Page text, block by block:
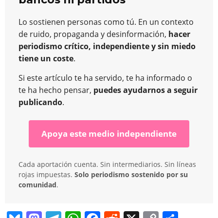
Lo sostienen personas como tú. En un contexto
de ruido, propaganda y desinformación, hacer
periodismo crítico, independiente y sin miedo
tiene un coste.
Si este artículo te ha servido, te ha informado o
te ha hecho pensar, puedes ayudarnos a seguir
publicando.
Apoya este medio independiente
Cada aportación cuenta. Sin intermediarios. Sin líneas
rojas impuestas. Solo periodismo sostenido por su
comunidad.